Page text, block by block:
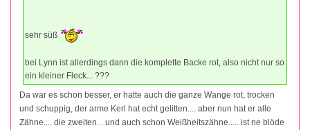
sehr süß
bei Lynn ist allerdings dann die komplette Backe rot, also nicht nur so
ein kleiner Fleck... ???
Da war es schon besser, er hatte auch die ganze Wange rot, trocken
und schuppig, der arme Kerl hat echt gelitten.... aber nun hat er alle
Zähne.... die zweiten... und auch schon Weißheitszähne..... ist ne blöde